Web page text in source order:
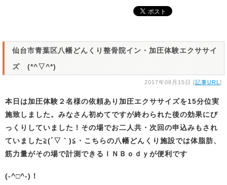
仙台市青葉区八幡どんくり整骨院イン・加圧体験エクササイ
ズ (*^▽^*)
2017年08月15日 [記事URL ]
本日は加圧体験２名様の依頼あり加圧エクササイズを15分位実
施致しました。みなさん初めてですが終わられた後の効果にび
っくりしていました！その場でお二人共・次回の申込みもされ
ていました≧(´▽｀)≦・ こちらの八幡どんくり施設では体脂肪、
筋力量がその場で計測できるＩＮＢｏｄｙが便利です
(-^□^-)！